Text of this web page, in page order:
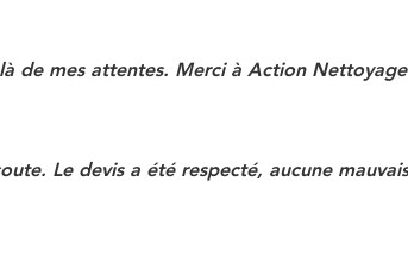
de mes attentes. Merci à Action Nettoyage
Le devis a été respecté, aucune